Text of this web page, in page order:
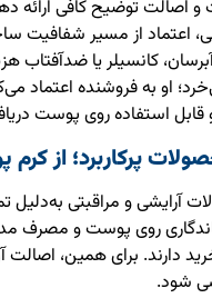
و اصالت توضیح کافی ارائه
اعتماد از مسیر شفافیت
کانسیلر یا ضدآفتاب
او به فروشنده اعتماد
استفاده روی پوست
پرکاربرد؛ از کرم
آرایشی و مراقبتی
روی پوست و مصرف
دارند. برای همین، اصالت
شود.